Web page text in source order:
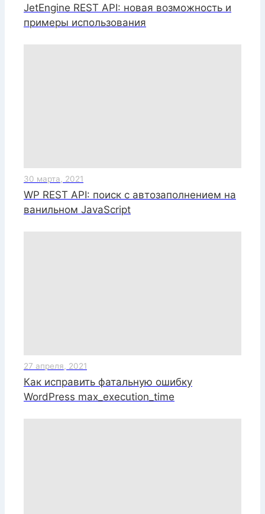
JetEngine REST API: новая возможность и
примеры использования
30 марта, 2021
WP REST API: поиск с автозаполнением на
ванильном JavaScript
27 апреля, 2021
Как исправить фатальную ошибку
WordPress max_execution_time